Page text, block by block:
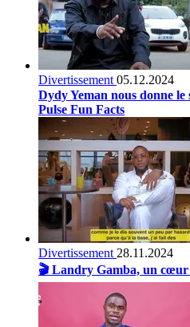
Divertissement 05.12.2024
Dydy Yeman nous donne
Pulse Fun Facts
Divertissement 28.11.2024
🎬 Landry Gamba, un